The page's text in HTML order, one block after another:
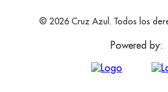
© 2026 Cruz Azul. Todos los
Powered by: